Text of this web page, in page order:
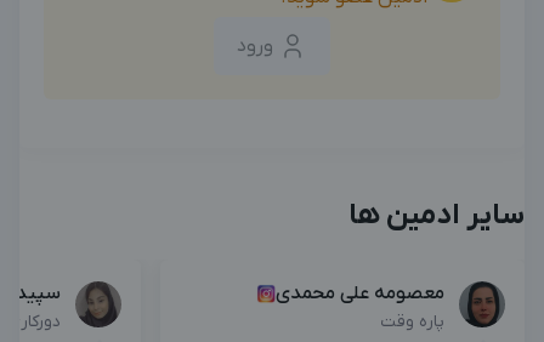
ورود
سایر ادمین ها
معصومه علی محمدی
پاره وقت دورکاری